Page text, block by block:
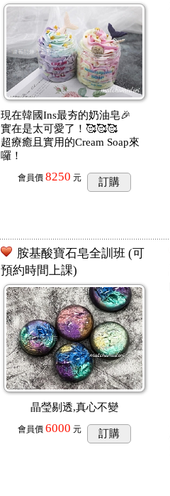
現在韓國Ins最夯的奶油皂🎉
實在是太可愛了！🥰🥰🥰
超療癒且實用的Cream Soap來
囉！
會員價 8250 元 訂購
胺基酸寶石皂全訓班 (可
預約時間上課)
晶瑩剔透,真心不變
會員價 6000 元 訂購